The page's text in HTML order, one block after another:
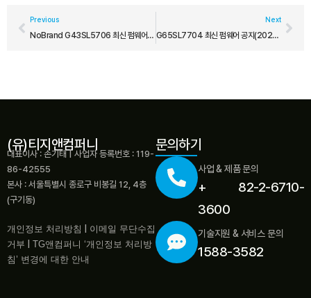
Previous
NoBrand G43SL5706 최신 펌웨어 공지(2022-08-22)
Next
G65SL7704 최신 펌웨어 공지(2023-10-31)
(유)티지앤컴퍼니
대표이사 : 손기태 | 사업자 등록번호 : 119-
86-42555
본사 : 서울특별시 종로구 비봉길 12, 4층
(구기동)
개인정보 처리방침
이메일 무단수집
거부
TG앤컴퍼니 ‘개인정보 처리방
침’ 변경에 대한 안내
문의하기
사업 & 제품 문의
+ 82-2-6710-
3600
기술지원 & 서비스 문의
1588-3582